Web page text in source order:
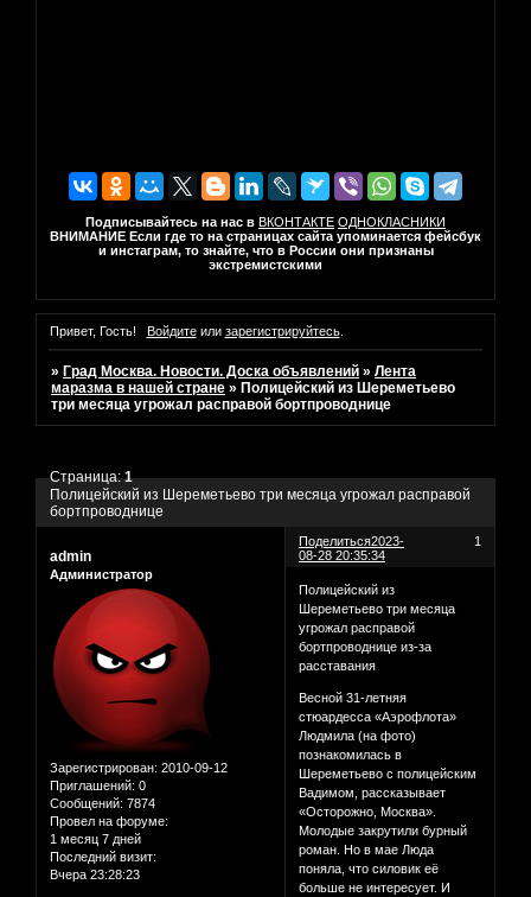
Подписывайтесь на нас в ВКОНТАКТЕ ОДНОКЛАСНИКИ
ВНИМАНИЕ Если где то на страницах сайта упоминается фейсбук
и инстаграм, то знайте, что в России они признаны
экстремистскими
Привет, Гость! Войдитеили зарегистрируйтесь.
» Град Москва. Новости. Доска объявлений »Лента
маразма в нашей стране » Полицейский из Шереметьево
три месяца угрожал расправой бортпроводнице
Полицейский из Шереметьево три месяца угрожал расправой
бортпроводнице
Страница:1
Поделиться 1
2023-
08-28 20:35:34
admin
Администратор
Зарегистрирован: 2010-09-12
Приглашений: 0
Сообщений: 7874
Провел на форуме:
1 месяц 7 дней
Последний визит:
Вчера 23:28:23
Полицейский из
Шереметьево три месяца
угрожал расправой
бортпроводнице из-за
расставания
Весной 31-летняя
стюардесса «Аэрофлота»
Людмила (на фото)
познакомилась в
Шереметьево с полицейским
Вадимом, рассказывает
«Осторожно, Москва».
Молодые закрутили бурный
роман. Но в мае Люда
поняла, что силовик её
больше не интересует. И